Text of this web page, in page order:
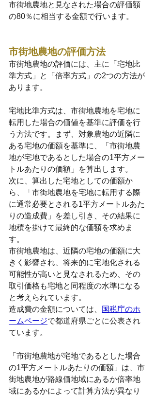
市街地農地と見なされた場合の評価額
の80％に相当する金額で行います。
市街地農地の評価方法
市街地農地の評価には、主に「宅地比
準方式」と「倍率方式」の2つの方法が
あります。
宅地比準方式は、市街地農地を宅地に
転用した場合の価値を基準に評価を行
う方法です。まず、対象農地の近隣に
ある宅地の価額を基準に、「市街地農
地が宅地であるとした場合の1平方メー
トルあたりの価額」を算出します。
次に、算出した宅地としての価額か
ら、「市街地農地を宅地に転用する際
に通常必要とされる1平方メートルあた
りの造成費」を差し引き、その結果に
地積を掛けて最終的な価額を求めま
す。
市街地農地は、近隣の宅地の価額に大
きく影響され、将来的に宅地化される
可能性が高いと見なされるため、その
取引価格も宅地と同程度の水準になる
と考えられています。
造成費の金額については、
国税庁のホ
ームページで都道府県ごとに公表され
ています。
「市街地農地が宅地であるとした場合
の1平方メートルあたりの価額」は、市
街地農地が路線価地域にあるか倍率地
域にあるかによって計算方法が異なり